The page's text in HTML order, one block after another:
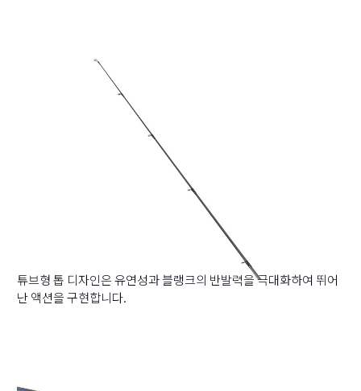
튜브형 톱 디자인은 유연성과 블랭크의 반발력을 극대화하여 뛰어
난 액션을 구현합니다.